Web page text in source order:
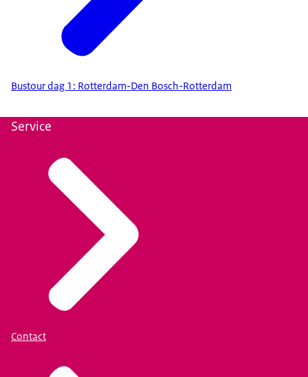
Bustour dag 1: Rotterdam-Den Bosch-Rotterdam
Service
Contact